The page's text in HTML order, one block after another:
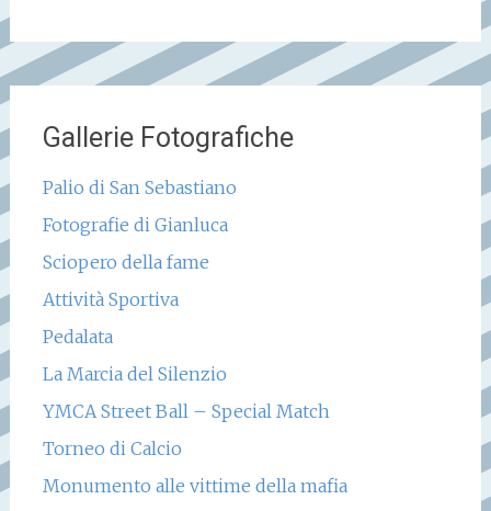
Gallerie Fotografiche
Palio di San Sebastiano
Fotografie di Gianluca
Sciopero della fame
Attività Sportiva
Pedalata
La Marcia del Silenzio
YMCA Street Ball – Special Match
Torneo di Calcio
Monumento alle vittime della mafia